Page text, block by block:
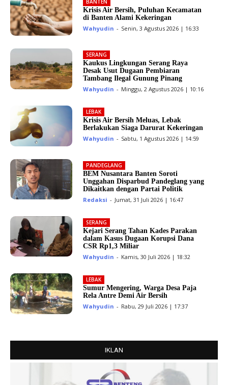
Krisis Air Bersih, Puluhan Kecamatan
di Banten Alami Kekeringan
Wahyudin - Senin, 3 Agustus 2026 | 16:33
SERANG
Kaukus Lingkungan Serang Raya
Desak Usut Dugaan Pembiaran
Tambang Ilegal Gunung Pinang
Wahyudin - Minggu, 2 Agustus 2026 | 10:16
LEBAK
Krisis Air Bersih Meluas, Lebak
Berlakukan Siaga Darurat Kekeringan
Wahyudin - Sabtu, 1 Agustus 2026 | 14:59
PANDEGLANG
BEM Nusantara Banten Soroti
Unggahan Disparbud Pandeglang yang
Dikaitkan dengan Partai Politik
Redaksi - Jumat, 31 Juli 2026 | 16:47
SERANG
Kejari Serang Tahan Kades Parakan
dalam Kasus Dugaan Korupsi Dana
CSR Rp1,3 Miliar
Wahyudin - Kamis, 30 Juli 2026 | 18:32
LEBAK
Sumur Mengering, Warga Desa Paja
Rela Antre Demi Air Bersih
Wahyudin - Rabu, 29 Juli 2026 | 17:37
IKLAN